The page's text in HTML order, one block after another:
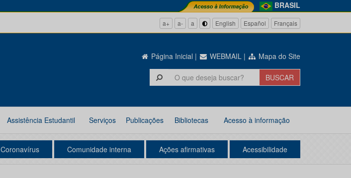
BRASIL
a+ a- a English Español Français
Página Inicial | WEBMAIL | Mapa do Site
Assistência Estudantil Serviços Publicações Bibliotecas Acesso à informação
Coronavírus Comunidade interna Ações afirmativas Acessibilidade